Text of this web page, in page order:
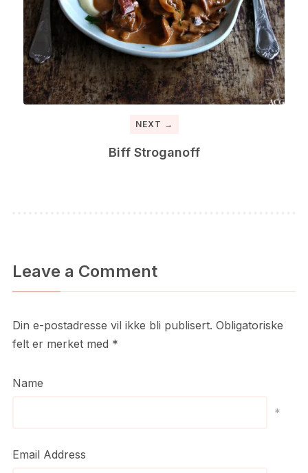
NEXT →
Biff Stroganoff
Leave a Comment
Din e-postadresse vil ikke bli publisert. Obligatoriske
felt er merket med *
Name
*
Email Address